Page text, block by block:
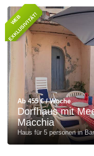
W
E
B
E
X
K
L
U
S
I
V
I
T
Ä
T
!
Ab 455 € / Woche
Dorfhaus mit
Macchia
Haus für 5 personen in